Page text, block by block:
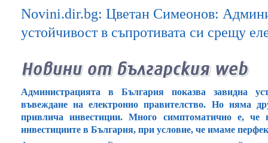
Novini.dir.bg: Цветан Симеонов:
устойчивост в съпротивата си срещу
Администрацията в България показва завидна
въвеждане на електронно правителство. Но няма
привлича инвестиции. Много симптоматично е, че
инвестициите в България, при условие, че имаме